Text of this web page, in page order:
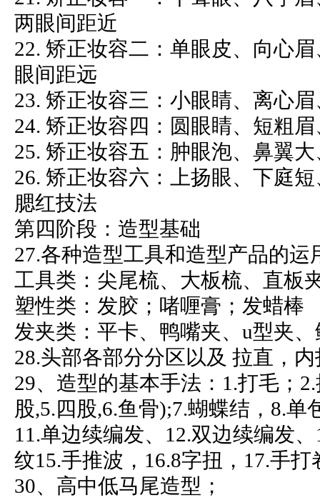
两眼间距近
22. 矫正妆容二：单眼皮、向心
眼间距远
23. 矫正妆容三：小眼睛、离心
24. 矫正妆容四：圆眼睛、短粗
25. 矫正妆容五：肿眼泡、鼻翼
26. 矫正妆容六：上扬眼、下庭
腮红技法
第四阶段：造型基础
27.各种造型工具和造型产品的运
工具类：尖尾梳、大板梳、直板
塑性类：发胶；啫喱膏；发蜡棒
发夹类：平卡、鸭嘴夹、u型夹
28.头部各部分分区以及 拉直，
29、造型的基本手法：1.打毛；
股,5.四股,6.鱼骨);7.蝴蝶结，8.
11.单边续编发、12.双边续编发
纹15.手推波，16.8字扭，17.手打
30、高中低马尾造型；